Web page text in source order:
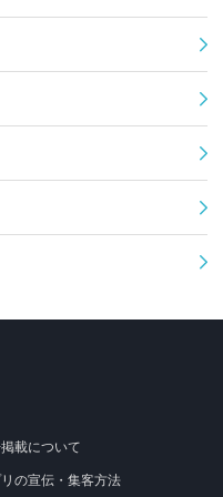
載について
の宣伝・集客方法